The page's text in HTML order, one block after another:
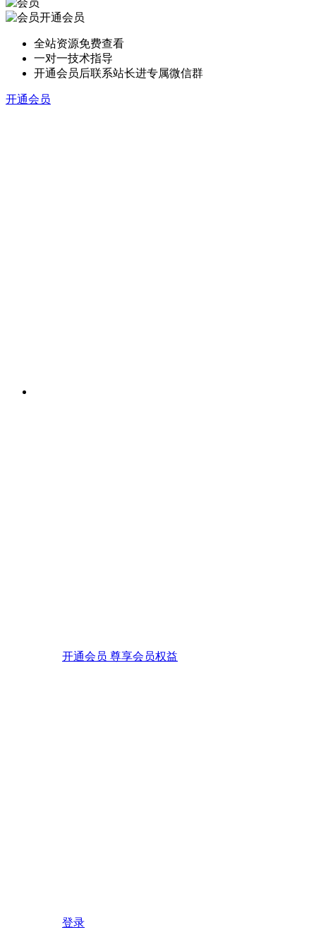
开通会员
全站资源免费查看
一对一技术指导
开通会员后联系站长进专属微信群
开通会员
开通会员 尊享会员权益
登录